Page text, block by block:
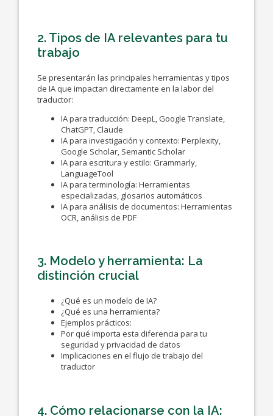
2. Tipos de IA relevantes para tu
trabajo
Se presentarán las principales herramientas y tipos
de IA que impactan directamente en la labor del
traductor:
IA para traducción: DeepL, Google Translate,
ChatGPT, Claude
IA para investigación y contexto: Perplexity,
Google Scholar, Semantic Scholar
IA para escritura y estilo: Grammarly,
LanguageTool
IA para terminología: Herramientas
especializadas, glosarios automáticos
IA para análisis de documentos: Herramientas
OCR, análisis de PDF
3. Modelo y herramienta: La
distinción crucial
¿Qué es un modelo de IA?
¿Qué es una herramienta?
Ejemplos prácticos:
Por qué importa esta diferencia para tu
seguridad y privacidad de datos
Implicaciones en el flujo de trabajo del
traductor
4. Cómo relacionarse con la IA: